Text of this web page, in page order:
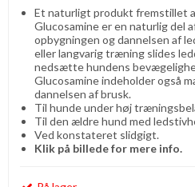
Et naturligt produkt fremstillet
Glucosamine er en naturlig del
opbygningen og dannelsen af
eller langvarig træning slides
nedsætte hundens
Glucosamine indeholder også
dannelsen af ​​brusk.
Til hunde under høj
Til den ældre hund med
Ved konstateret slidgigt.
Klik på billede for mere info.